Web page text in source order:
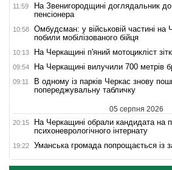
11:59
На Звенигородщині доглядальник
пенсіонера
10:58
Омбудсман: у військовій частині на
побили мобілізованого бійця
10:13 На Черкащині п'яний мотоцикліст
09:54 На Черкащині вилучили 700 метрів
09:11
В одному із парків Черкас знову
попереджувальну табличку
05 серпня 2026
20:15
На Черкащині обрали кандидата на
психоневрологічного інтернату
19:22 Уманська громада попрощається із